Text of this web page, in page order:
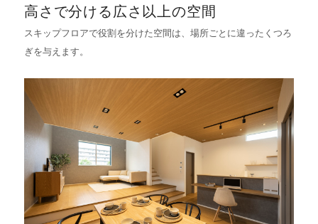
高さで分ける広さ以上の空間
スキップフロアで役割を分けた空間は、場所ごとに違ったくつろ
ぎを与えます。